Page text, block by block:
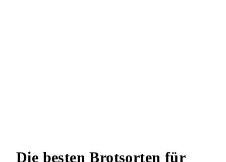
Die besten Brotsorten für